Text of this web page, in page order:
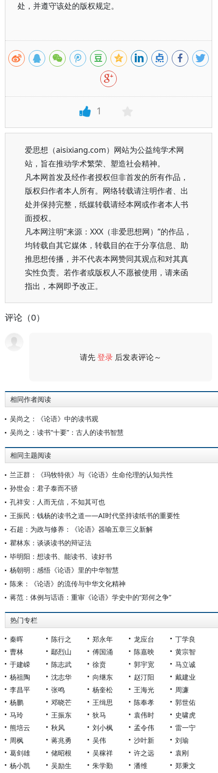
处，并遵守该处的版权规定。
1
爱思想（aisixiang.com）网站为公益纯学术网
站，旨在推动学术繁荣、塑造社会精神。
凡本网首发及经作者授权但非首发的所有作品，
版权归作者本人所有。网络转载请注明作者、出
处并保持完整，纸媒转载请经本网或作者本人书
面授权。
凡本网注明“来源：XXX（非爱思想网）”的作品，
均转载自其它媒体，转载目的在于分享信息、助
推思想传播，并不代表本网赞同其观点和对其真
实性负责。若作者或版权人不愿被使用，请来函
指出，本网即予改正。
评论（0）
请先登录 后发表评论～
相同作者阅读
吴尚之：《论语》中的读书观
吴尚之：读书“十要”：古人的读书智慧
相同主题阅读
兰正群：《玛牧特依》与《论语》生命伦理的认知共性
孙世会：君子泰而不骄
孔祥安：人而无信，不知其可也
王振民：钱杨的读书之道——AI时代坚持读纸书的重要性
石超：为政与修养：《论语》器喻五章三义新解
瞿林东：谈谈读书的辩证法
毕明阳：想读书、能读书、读好书
杨朝明：感悟《论语》里的中华智慧
陈来：《论语》的流传与中华文化精神
蒋范：体例与话语：重审《论语》学史中的“郑何之争”
热门专栏
秦晖 陈行之 郑永年 龙应台
丁学良
曹林
鄢烈山 傅国涌 陈嘉映
黄宗智
于建嵘
陈志武 徐贲 郭宇宽
马立诚
杨祖陶
沈志华 向继东 赵汀阳
戴建业
李昌平
张鸣 杨奎松 王海光
周濂
杨鹏
邓晓芒 王缉思 陈奉孝
郭世佑
马玲
王振东 狄马 袁伟时
史啸虎
熊培云
秋风 刘小枫 孟令伟
雷一宁
周枫
蒋兆勇 吴伟 沙叶新
刘瑜
葛剑雄
储昭根 吴稼祥 许之远
袁刚
杨小凯
吴励生 朱学勤 潘维 郑秉文